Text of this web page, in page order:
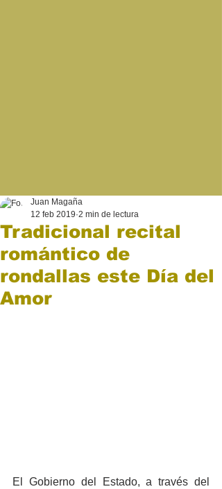
Tradicional recital
romántico de
rondallas este Día del
Amor
Juan Magaña
12 feb 2019 2 min de lectura
El Gobierno del Estado, a través del